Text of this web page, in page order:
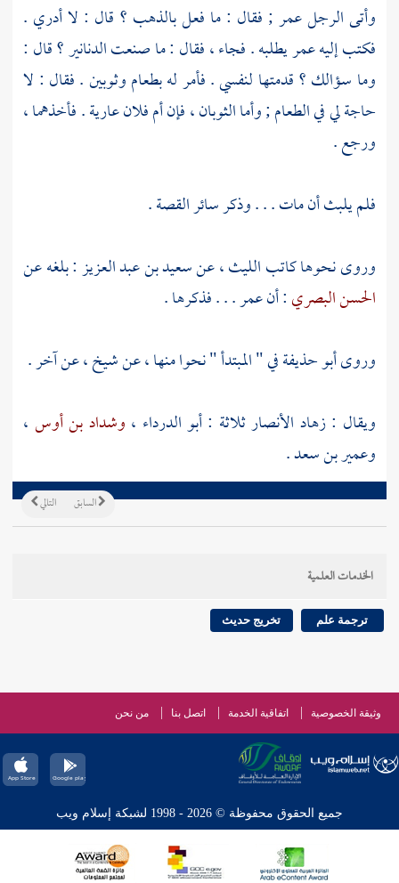
وأتى الرجلعمر; فقال : ما فعل بالذهب ؟ قال : لا أدري .
فكتب إليهعمريطلبه . فجاء ، فقال : ما صنعت الدنانير ؟ قال :
وما سؤالك ؟ قدمتها لنفسي . فأمر له بطعام وثوبين . فقال : لا
حاجة لي في الطعام ; وأما الثوبان ، فإن أم فلان عارية . فأخذهما ،
ورجع .
فلم يلبث أن مات . . . وذكر سائر القصة .
وروى نحوها كاتبالليث، عنسعيد بن عبد العزيز: بلغه عن
الحسن البصري: أنعمر. . . فذكرها .
وروىأبو حذيفةفي " المبتدأ " نحوا منها ، عن شيخ ، عن آخر .
ويقال : زهاد الأنصارثلاثة :أبو الدرداء ، وشداد بن أوس ،
وعمير بن سعد.
التالي السابق
الخدمات العلمية
ترجمة علم تخريج حديث
وثيقة الخصوصية اتفاقية الخدمة اتصل بنا من نحن
جميع الحقوق محفوظة © 2026 - 1998 لشبكة إسلام ويب